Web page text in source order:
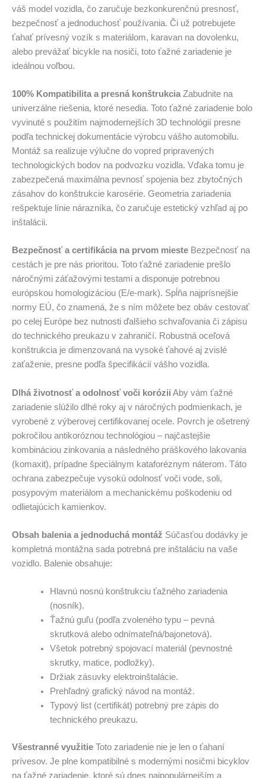
váš model vozidla, čo zaručuje bezkonkurenčnú presnosť,
bezpečnosť a jednoduchosť používania. Či už potrebujete
ťahať prívesný vozík s materiálom, karavan na dovolenku,
alebo prevážať bicykle na nosiči, toto ťažné zariadenie je
ideálnou voľbou.
100% Kompatibilita a presná konštrukcia Zabudnite na
univerzálne riešenia, ktoré nesedia. Toto ťažné zariadenie bolo
vyvinuté s použitím najmodernejších 3D technológií presne
podľa technickej dokumentácie výrobcu vášho automobilu.
Montáž sa realizuje výlučne do vopred pripravených
technologických bodov na podvozku vozidla. Vďaka tomu je
zabezpečená maximálna pevnosť spojenia bez zbytočných
zásahov do konštrukcie karosérie. Geometria zariadenia
rešpektuje línie nárazníka, čo zaručuje estetický vzhľad aj po
inštalácii.
Bezpečnosť a certifikácia na prvom mieste Bezpečnosť na
cestách je pre nás prioritou. Toto ťažné zariadenie prešlo
náročnými záťažovými testami a disponuje potrebnou
európskou homologizáciou (E/e-mark). Spĺňa najprísnejšie
normy EÚ, čo znamená, že s ním môžete bez obáv cestovať
po celej Európe bez nutnosti ďalšieho schvaľovania či zápisu
do technického preukazu v zahraničí. Robustná oceľová
konštrukcia je dimenzovaná na vysoké ťahové aj zvislé
zaťaženie, presne podľa špecifikácií vášho vozidla.
Dlhá životnosť a odolnosť voči korózii Aby vám ťažné
zariadenie slúžilo dlhé roky aj v náročných podmienkach, je
vyrobené z výberovej certifikovanej ocele. Povrch je ošetrený
pokročilou antikoróznou technológiou – najčastejšie
kombináciou zinkovania a následného práškového lakovania
(komaxit), prípadne špeciálnym kataforéznym náterom. Táto
ochrana zabezpečuje vysokú odolnosť voči vode, soli,
posypovým materiálom a mechanickému poškodeniu od
odlietajúcich kamienkov.
Obsah balenia a jednoduchá montáž Súčasťou dodávky je
kompletná montážna sada potrebná pre inštaláciu na vaše
vozidlo. Balenie obsahuje:
Hlavnú nosnú konštrukciu ťažného zariadenia
(nosník).
Ťažnú guľu (podľa zvoleného typu – pevná
skrutková alebo odnímateľná/bajonetová).
Všetok potrebný spojovací materiál (pevnostné
skrutky, matice, podložky).
Držiak zásuvky elektroinštalácie.
Prehľadný grafický návod na montáž.
Typový list (certifikát) potrebný pre zápis do
technického preukazu.
Všestranné využitie Toto zariadenie nie je len o ťahaní
prívesov. Je plne kompatibilné s modernými nosičmi bicyklov
na ťažné zariadenie, ktoré sú dnes najpopulárnejším a